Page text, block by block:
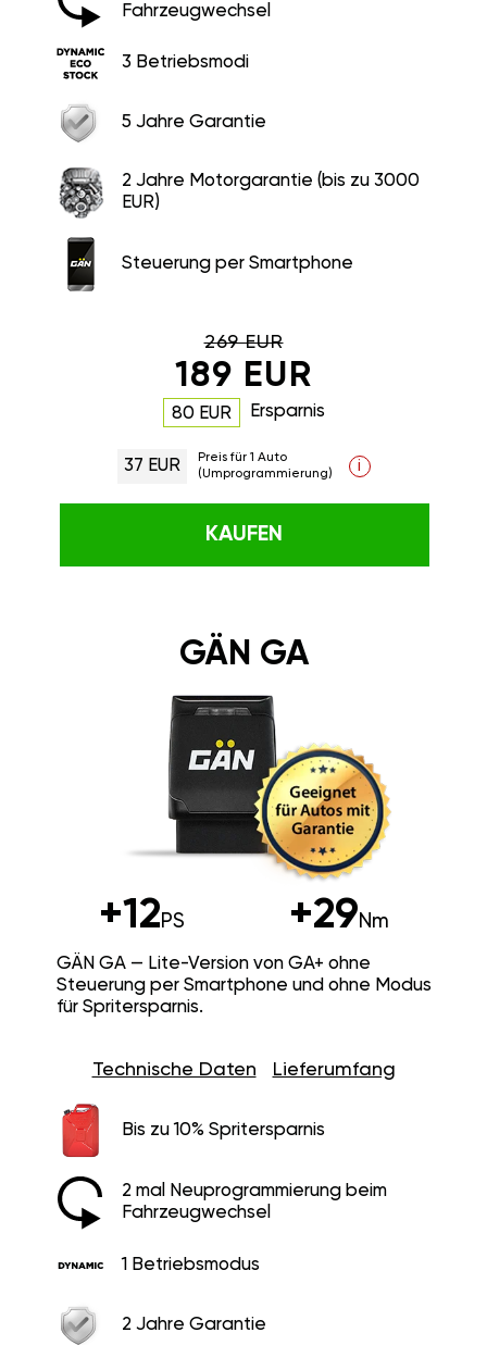
Fahrzeugwechsel
3 Betriebsmodi
5 Jahre Garantie
2 Jahre Motorgarantie (bis zu 3000
EUR)
Steuerung per Smartphone
269 EUR
189 EUR
80 EUR Ersparnis
37 EUR
Preis für 1 Auto
(Umprogrammierung)
i
KAUFEN
GÄN GA
+12PS +29Nm
GÄN GA — Lite-Version von GA+ ohne
Steuerung per Smartphone und ohne Modus
für Spritersparnis.
Technische Daten Lieferumfang
Bis zu 10% Spritersparnis
2 mal Neuprogrammierung beim
Fahrzeugwechsel
1 Betriebsmodus
2 Jahre Garantie